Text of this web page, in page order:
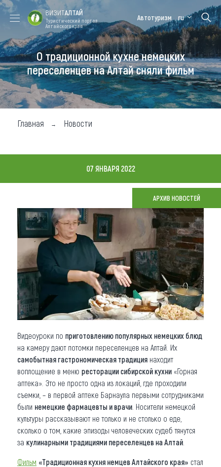
Форум VISIT
ALTAI
Цветение
маральника
Медицинский
форум
Алтайская
зимовка
Туры
Где побывать
Чем заняться
Где остановиться
Новости
Что привезти (сувениры)
О регионе
Коллекция впечатлений
Другие рубрики
ВИЗИТАЛТАЙ
Туристический портал
Алтайского края
Автотуризм ru
О традиционной кухне немецких
переселенцев на Алтай сняли фильм
Главная Новости
07 ЯНВАРЯ 2022
АРХИВ НОВОСТЕЙ
Видеоуроки по приготовлению популярных немецких блюд
на камеру дают потомки переселенцев на Алтай. Их
самобытная гастрономическая традиция находит
воплощение в меню ресторации сибирской кухни «Горная
аптека». Это не просто одна из локаций, где проходили
съемки, – в первой аптеке Барнаула первыми сотрудниками
были немецкие фармацевты и врачи . Носители немецкой
культуры рассказывают не только и не столько о еде,
сколько о том, какие эпизоды человеческих судеб тянутся
за кулинарными традициями переселенцев на Алтай
Фильм «Традиционная кухня немцев Алтайского края» стал